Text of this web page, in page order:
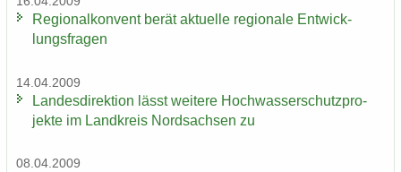
Re­gio­nal­kon­vent berät ak­tu­el­le re­gio­na­le Ent­wick­
lungs­fra­gen
14.04.2009
Lan­des­di­rek­ti­on lässt wei­te­re Hoch­was­ser­schutz­pro­
jek­te im Land­kreis Nord­sach­sen zu
08.04.2009